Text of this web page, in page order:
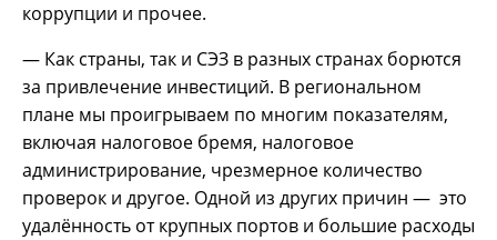
коррупции и прочее.
— Как страны, так и СЭЗ в разных странах борются
за привлечение инвестиций. В региональном
плане мы проигрываем по многим показателям,
включая налоговое бремя, налоговое
администрирование, чрезмерное количество
проверок и другое. Одной из других причин — это
удалённость от крупных портов и большие расходы